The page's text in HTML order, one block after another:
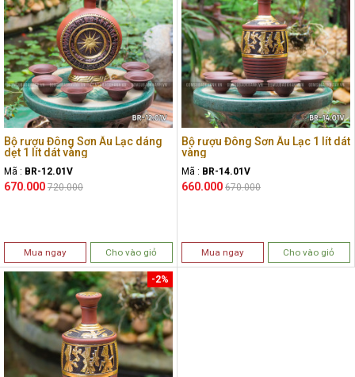
Bộ rượu Đông Sơn Âu Lạc dáng
dẹt 1 lít dát vàng
Mã : BR-12.01V
670.000 720.000
Mua ngay Cho vào giỏ
Bộ rượu Đông Sơn Âu Lạc 1 lít dát
vàng
Mã : BR-14.01V
660.000 670.000
Mua ngay Cho vào giỏ
-2%